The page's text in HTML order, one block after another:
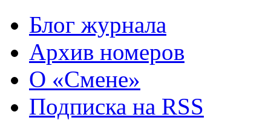
Блог журнала
Архив номеров
О «Смене»
Подписка на RSS